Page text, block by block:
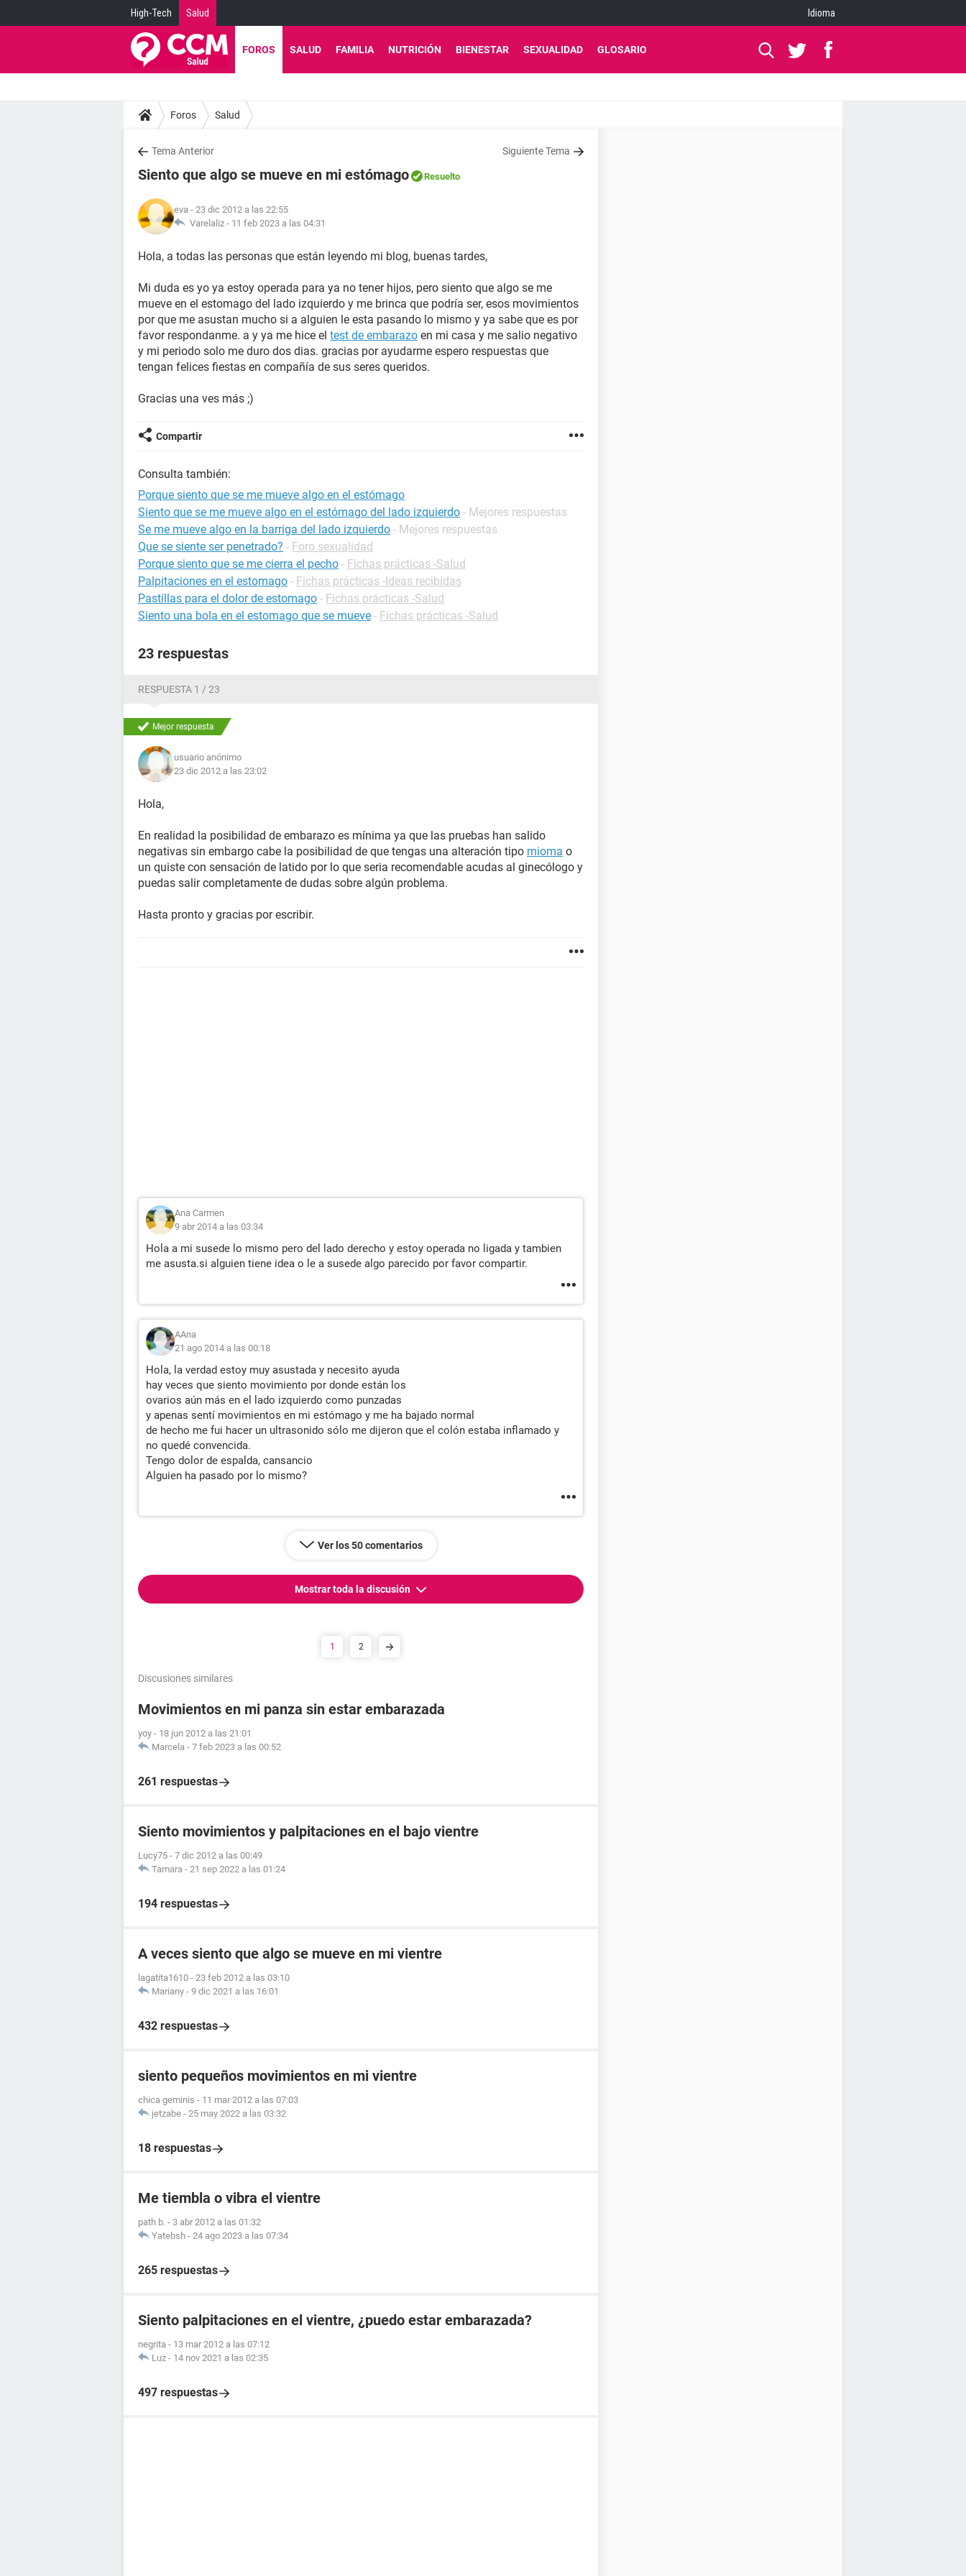
High-Tech Salud Idioma
FOROS SALUD FAMILIA NUTRICIÓN BIENESTAR SEXUALIDAD GLOSARIO
Foros Salud
Tema Anterior Siguiente Tema
Siento que algo se mueve en mi estómago Resuelto
eva - 23 dic 2012 a las 22:55
Varelaliz - 11 feb 2023 a las 04:31
Hola, a todas las personas que están leyendo mi blog, buenas tardes,
Mi duda es yo ya estoy operada para ya no tener hijos, pero siento que algo se me
mueve en el estomago del lado izquierdo y me brinca que podría ser, esos movimientos
por que me asustan mucho si a alguien le esta pasando lo mismo y ya sabe que es por
favor respondanme. a y ya me hice el test de embarazo en mi casa y me salio negativo
y mi periodo solo me duro dos dias. gracias por ayudarme espero respuestas que
tengan felices fiestas en compañía de sus seres queridos.
Gracias una ves más ;)
Compartir
Consulta también:
Porque siento que se me mueve algo en el estómago
Siento que se me mueve algo en el estómago del lado izquierdo - Mejores respuestas
Se me mueve algo en la barriga del lado izquierdo - Mejores respuestas
Que se siente ser penetrado? - Foro sexualidad
Porque siento que se me cierra el pecho - Fichas prácticas -Salud
Palpitaciones en el estomago - Fichas prácticas -Ideas recibidas
Pastillas para el dolor de estomago - Fichas prácticas -Salud
Siento una bola en el estomago que se mueve - Fichas prácticas -Salud
23 respuestas
RESPUESTA 1 / 23
Mejor respuesta
usuario anónimo
23 dic 2012 a las 23:02
Hola,
En realidad la posibilidad de embarazo es mínima ya que las pruebas han salido
negativas sin embargo cabe la posibilidad de que tengas una alteración tipo mioma o
un quiste con sensación de latido por lo que seria recomendable acudas al ginecólogo y
puedas salir completamente de dudas sobre algún problema.
Hasta pronto y gracias por escribir.
Ana Carmen
9 abr 2014 a las 03:34
Hola a mi susede lo mismo pero del lado derecho y estoy operada no ligada y tambien
me asusta.si alguien tiene idea o le a susede algo parecido por favor compartir.
AAna
21 ago 2014 a las 00:18
Hola, la verdad estoy muy asustada y necesito ayuda
hay veces que siento movimiento por donde están los
ovarios aún más en el lado izquierdo como punzadas
y apenas sentí movimientos en mi estómago y me ha bajado normal
de hecho me fui hacer un ultrasonido sólo me dijeron que el colón estaba inflamado y
no quedé convencida.
Tengo dolor de espalda, cansancio
Alguien ha pasado por lo mismo?
Ver los 50 comentarios
Mostrar toda la discusión
1 2
Discusiones similares
Movimientos en mi panza sin estar embarazada
yoy - 18 jun 2012 a las 21:01
Marcela - 7 feb 2023 a las 00:52
261 respuestas
Siento movimientos y palpitaciones en el bajo vientre
Lucy75 - 7 dic 2012 a las 00:49
Tamara - 21 sep 2022 a las 01:24
194 respuestas
A veces siento que algo se mueve en mi vientre
lagatita1610 - 23 feb 2012 a las 03:10
Mariany - 9 dic 2021 a las 16:01
432 respuestas
siento pequeños movimientos en mi vientre
chica geminis - 11 mar 2012 a las 07:03
jetzabe - 25 may 2022 a las 03:32
18 respuestas
Me tiembla o vibra el vientre
path b. - 3 abr 2012 a las 01:32
Yatebsh - 24 ago 2023 a las 07:34
265 respuestas
Siento palpitaciones en el vientre, ¿puedo estar embarazada?
negrita - 13 mar 2012 a las 07:12
Luz - 14 nov 2021 a las 02:35
497 respuestas